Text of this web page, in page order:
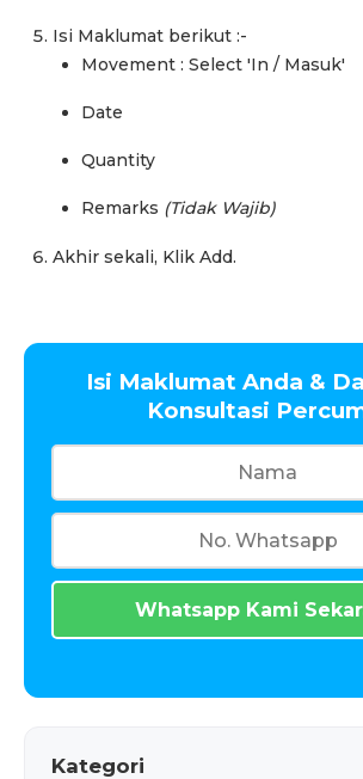
Isi Maklumat berikut :-
Movement : Select 'In / Masuk'
Date
Quantity
Remarks (Tidak Wajib)
Akhir sekali, Klik Add.
Isi Maklumat Anda &
Konsultasi
Whatsapp Kami
Kategori